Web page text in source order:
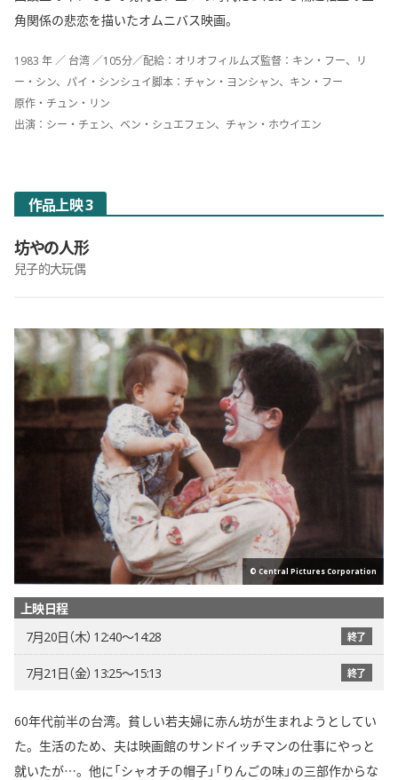
角関係の悲恋を描いたオムニバス映画。
1983 年 ／ 台湾 ／105分／配給：オリオフィルムズ監督：キン・フー、リ
ー・シン、パイ・シンシュイ脚本：チャン・ヨンシャン、キン・フー
原作・チュン・リン
出演：シー・チェン、ベン・シュエフェン、チャン・ホウイエン
作品上映 3
坊やの人形
兒子的大玩偶
© Central Pictures Corporation
上映日程
7月20日（木） 12:40〜14:28
終了
7月21日（金） 13:25〜15:13 終了
60年代前半の台湾。貧しい若夫婦に赤ん坊が生まれようとしてい
た。生活のため、夫は映画館のサンドイッチマンの仕事にやっと
就いたが…。他に「シャオチの帽子」「りんごの味」の三部作からな